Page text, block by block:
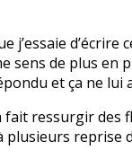
j’essaie d’écrire
sens de plus en
et ça ne
ressurgir des
plusieurs reprise